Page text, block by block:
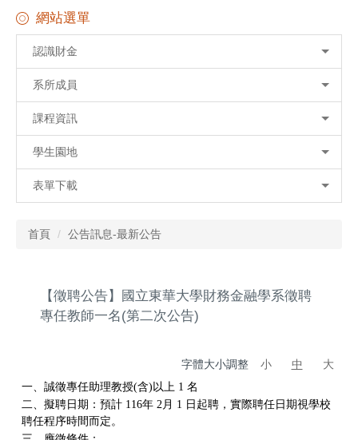
網站選單
認識財金
系所成員
課程資訊
學生園地
表單下載
首頁 公告訊息-最新公告
【徵聘公告】國立東華大學財務金融學系徵聘
專任教師一名(第二次公告)
字體大小調整 小 中 大
一、誠徵專任助理教授(含)以上 1 名
二、擬聘日期：預計 116年 2月 1 日起聘，實際聘任日期視學校
聘任程序時間而定。